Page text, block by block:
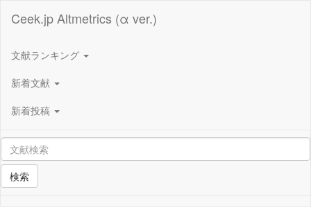
Ceek.jp Altmetrics (α ver.)
文献ランキング
新着文献
新着投稿
検索